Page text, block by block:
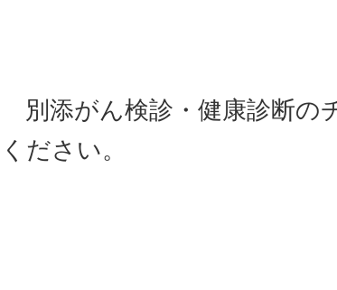
別添がん検診・健康診断の
ください。